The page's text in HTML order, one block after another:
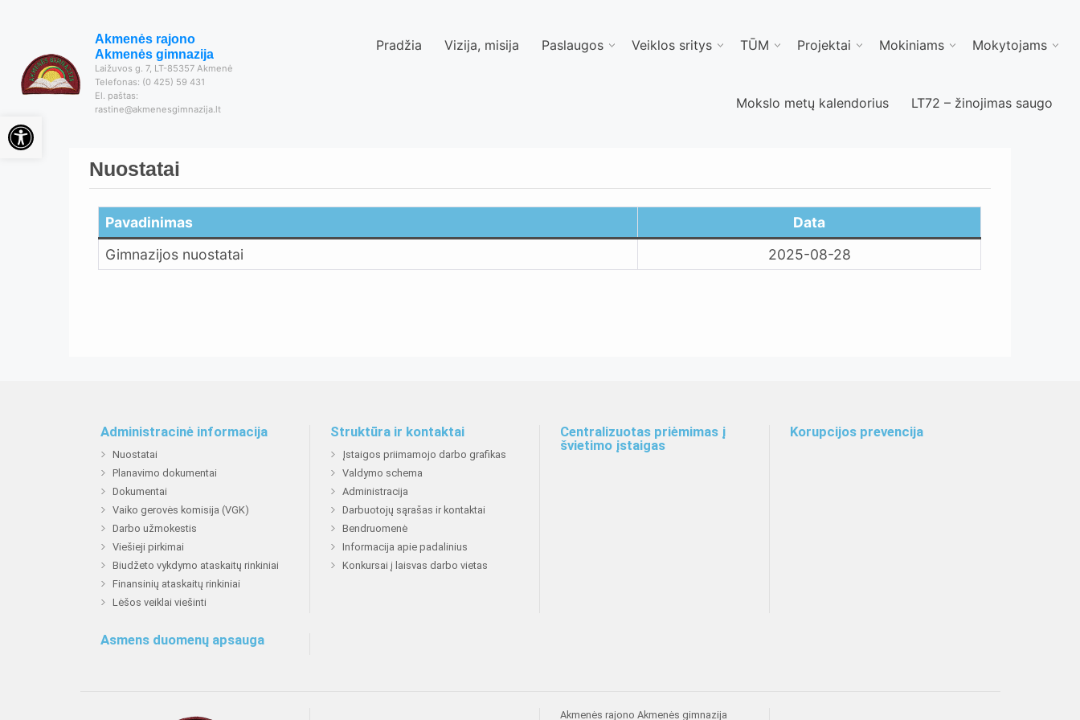
Akmenės rajono
Akmenės gimnazija
Laižuvos g. 7, LT-85357 Akmenė
Telefonas: (0 425) 59 431
El. paštas:
rastine@akmenesgimnazija.lt
Pradžia Vizija, misija Paslaugos Veiklos sritys TŪM Projektai Mokiniams Mokytojams
Mokslo metų kalendorius LT72 – žinojimas saugo
Nuostatai
Pavadinimas
Data
Gimnazijos nuostatai
2025-08-28
Administracinė informacija
Nuostatai
Planavimo dokumentai
Dokumentai
Vaiko gerovės komisija (VGK)
Darbo užmokestis
Viešieji pirkimai
Biudžeto vykdymo ataskaitų rinkiniai
Finansinių ataskaitų rinkiniai
Lėšos veiklai viešinti
Struktūra ir kontaktai
Įstaigos priimamojo darbo grafikas
Valdymo schema
Administracija
Darbuotojų sąrašas ir kontaktai
Bendruomenė
Informacija apie padalinius
Konkursai į laisvas darbo vietas
Centralizuotas priėmimas į
švietimo įstaigas
Korupcijos prevencija
Asmens duomenų apsauga
Akmenės rajono Akmenės gimnazija
Open toolbar